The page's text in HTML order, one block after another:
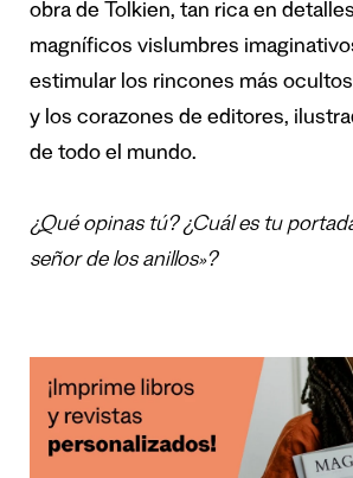
obra de Tolkien, tan rica en
magníficos vislumbres
estimular los rincones más
y los corazones de editores,
de todo el mundo.
¿Qué opinas tú? ¿Cuál es tu
señor de los anillos»?